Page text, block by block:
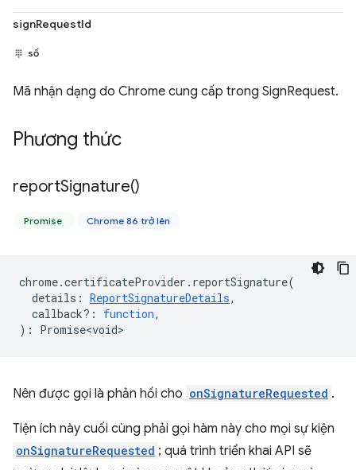
signRequestId
số
Mã nhận dạng do Chrome cung cấp trong SignRequest.
Phương thức
reportSignature()
Promise Chrome 86 trở lên
chrome.certificateProvider . reportSignature(
details : ReportSignatureDetails,
callback? : function,
) : Promise<void>
Nên được gọi là phản hồi cho onSignatureRequested .
Tiện ích này cuối cùng phải gọi hàm này cho mọi sự kiện
onSignatureRequested ; quá trình triển khai API sẽ